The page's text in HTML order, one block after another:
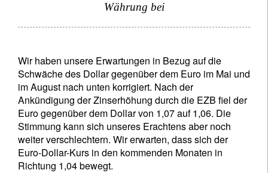
Währung bei
Wir haben unsere Erwartungen in Bezug auf die
Schwäche des Dollar gegenüber dem Euro im Mai und
im August nach unten korrigiert. Nach der
Ankündigung der Zinserhöhung durch die EZB fiel der
Euro gegenüber dem Dollar von 1,07 auf 1,06. Die
Stimmung kann sich unseres Erachtens aber noch
weiter verschlechtern. Wir erwarten, dass sich der
Euro-Dollar-Kurs in den kommenden Monaten in
Richtung 1,04 bewegt.
Ihre Informationen werden in Übereinstimmung
mit unsererDatenschutzerklärung verwendet.